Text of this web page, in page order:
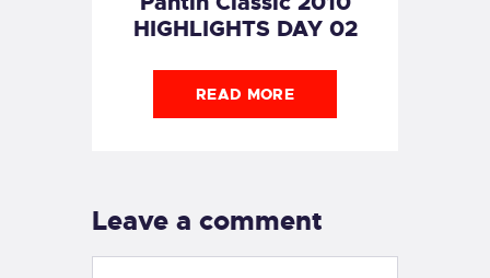
HIGHLIGHTS DAY 02
READ MORE
Leave a comment